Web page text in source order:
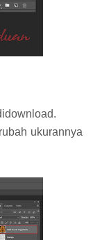
ukurannya